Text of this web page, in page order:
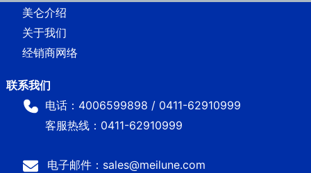
美仑介绍
关于我们
经销商网络
电话：4006599898 / 0411-62910999
客服热线：0411-62910999
电子邮件：sales@meilune.com